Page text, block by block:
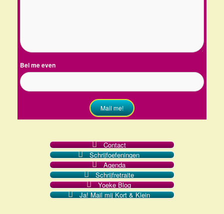
Bel me even
Mail me!
Contact
Schrijfoefeningen
Agenda
Schrijfretraite
Yoeke Blog
Ja! Mail mij Kort & Klein